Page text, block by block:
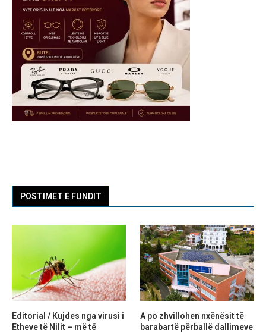
POSTIMET E FUNDIT
Editorial / Kujdes nga virusi i
Etheve të Nilit – më të
A po zhvillohen nxënësit të
barabartë përballë dallimeve